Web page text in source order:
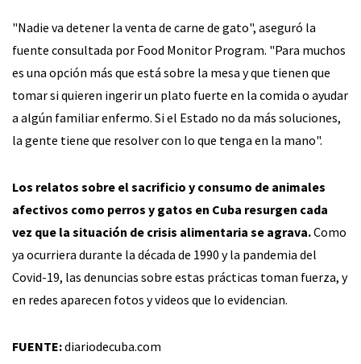
"Nadie va detener la venta de carne de gato", aseguró la
fuente consultada por Food Monitor Program. "Para muchos
es una opción más que está sobre la mesa y que tienen que
tomar si quieren ingerir un plato fuerte en la comida o ayudar
a algún familiar enfermo. Si el Estado no da más soluciones,
la gente tiene que resolver con lo que tenga en la mano".
Los relatos sobre el sacrificio y consumo de animales
afectivos como perros y gatos en Cuba resurgen cada
vez que la situación de crisis alimentaria se agrava.Como
ya ocurriera durante la década de 1990 y la pandemia del
Covid-19, las denuncias sobre estas prácticas toman fuerza, y
en redes aparecen fotos y videos que lo evidencian.
FUENTE:diariodecuba.com